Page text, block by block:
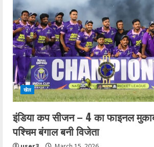
e
a
d
i
n
g
खेल
इंडिया कप सीजन – 4 का फाइनल
पश्चिम बंगाल बनी विजेता